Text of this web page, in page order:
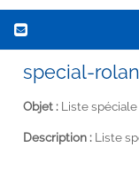
special-
Objet : Liste
Description : Liste